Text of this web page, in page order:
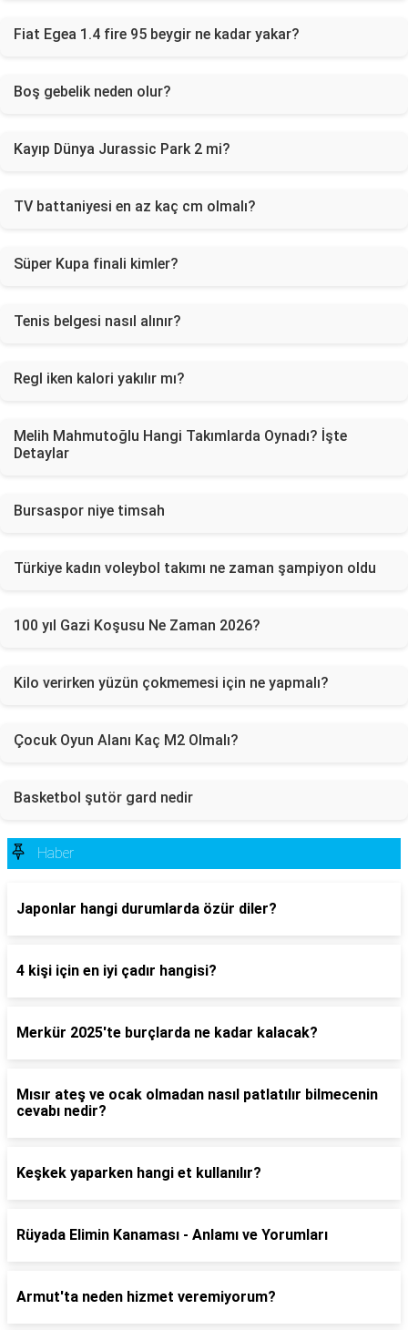
Fiat Egea 1.4 fire 95 beygir ne kadar yakar?
Boş gebelik neden olur?
Kayıp Dünya Jurassic Park 2 mi?
TV battaniyesi en az kaç cm olmalı?
Süper Kupa finali kimler?
Tenis belgesi nasıl alınır?
Regl iken kalori yakılır mı?
Melih Mahmutoğlu Hangi Takımlarda Oynadı? İşte
Detaylar
Bursaspor niye timsah
Türkiye kadın voleybol takımı ne zaman şampiyon oldu
100 yıl Gazi Koşusu Ne Zaman 2026?
Kilo verirken yüzün çokmemesi için ne yapmalı?
Çocuk Oyun Alanı Kaç M2 Olmalı?
Basketbol şutör gard nedir
Haber
Japonlar hangi durumlarda özür diler?
4 kişi için en iyi çadır hangisi?
Merkür 2025'te burçlarda ne kadar kalacak?
Mısır ateş ve ocak olmadan nasıl patlatılır bilmecenin
cevabı nedir?
Keşkek yaparken hangi et kullanılır?
Rüyada Elimin Kanaması - Anlamı ve Yorumları
Armut'ta neden hizmet veremiyorum?